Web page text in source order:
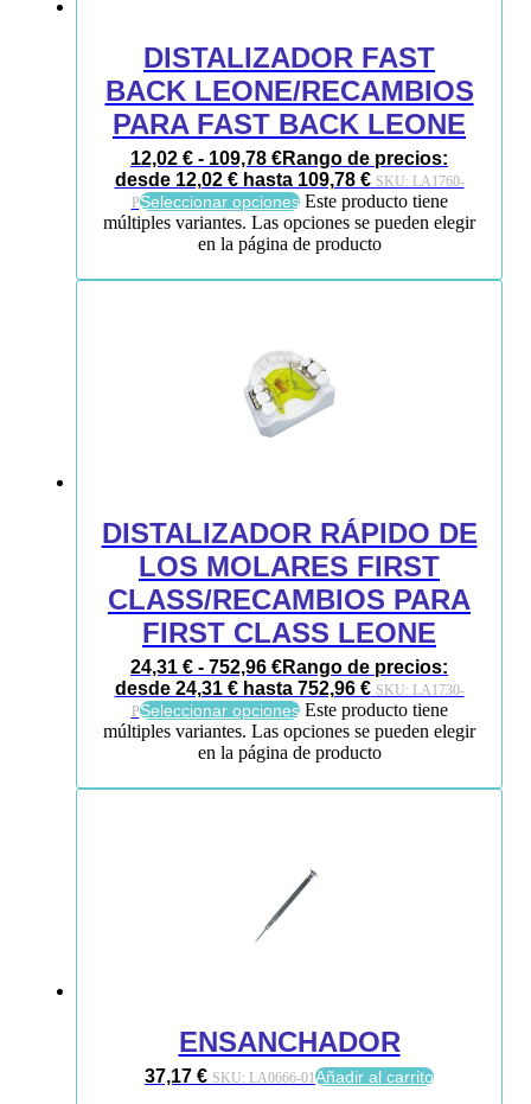
DISTALIZADOR FAST
BACK LEONE/RECAMBIOS
PARA FAST BACK LEONE
12,02 € - 109,78 €Rango de precios:
desde 12,02 € hasta 109,78 € SKU: LA1760-
PSeleccionar opciones Este producto tiene
múltiples variantes. Las opciones se pueden elegir
en la página de producto
DISTALIZADOR RÁPIDO DE
LOS MOLARES FIRST
CLASS/RECAMBIOS PARA
FIRST CLASS LEONE
24,31 € - 752,96 €Rango de precios:
desde 24,31 € hasta 752,96 € SKU: LA1730-
PSeleccionar opciones Este producto tiene
múltiples variantes. Las opciones se pueden elegir
en la página de producto
ENSANCHADOR
37,17 € SKU: LA0666-01Añadir al carrito